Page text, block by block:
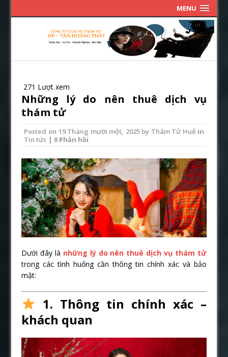
MENU
271 Lượt xem
Những lý do nên thuê dịch vụ
thám tử
Posted on 19 Tháng mười một, 2025by Thám Tử Huếin
Tin tức | 0 Phản hồi
Dưới đây là những lý do nên thuê dịch vụ thám tử
trong các tình huống cần thông tin chính xác và bảo
mật:
1. Thông tin chính xác –
khách quan